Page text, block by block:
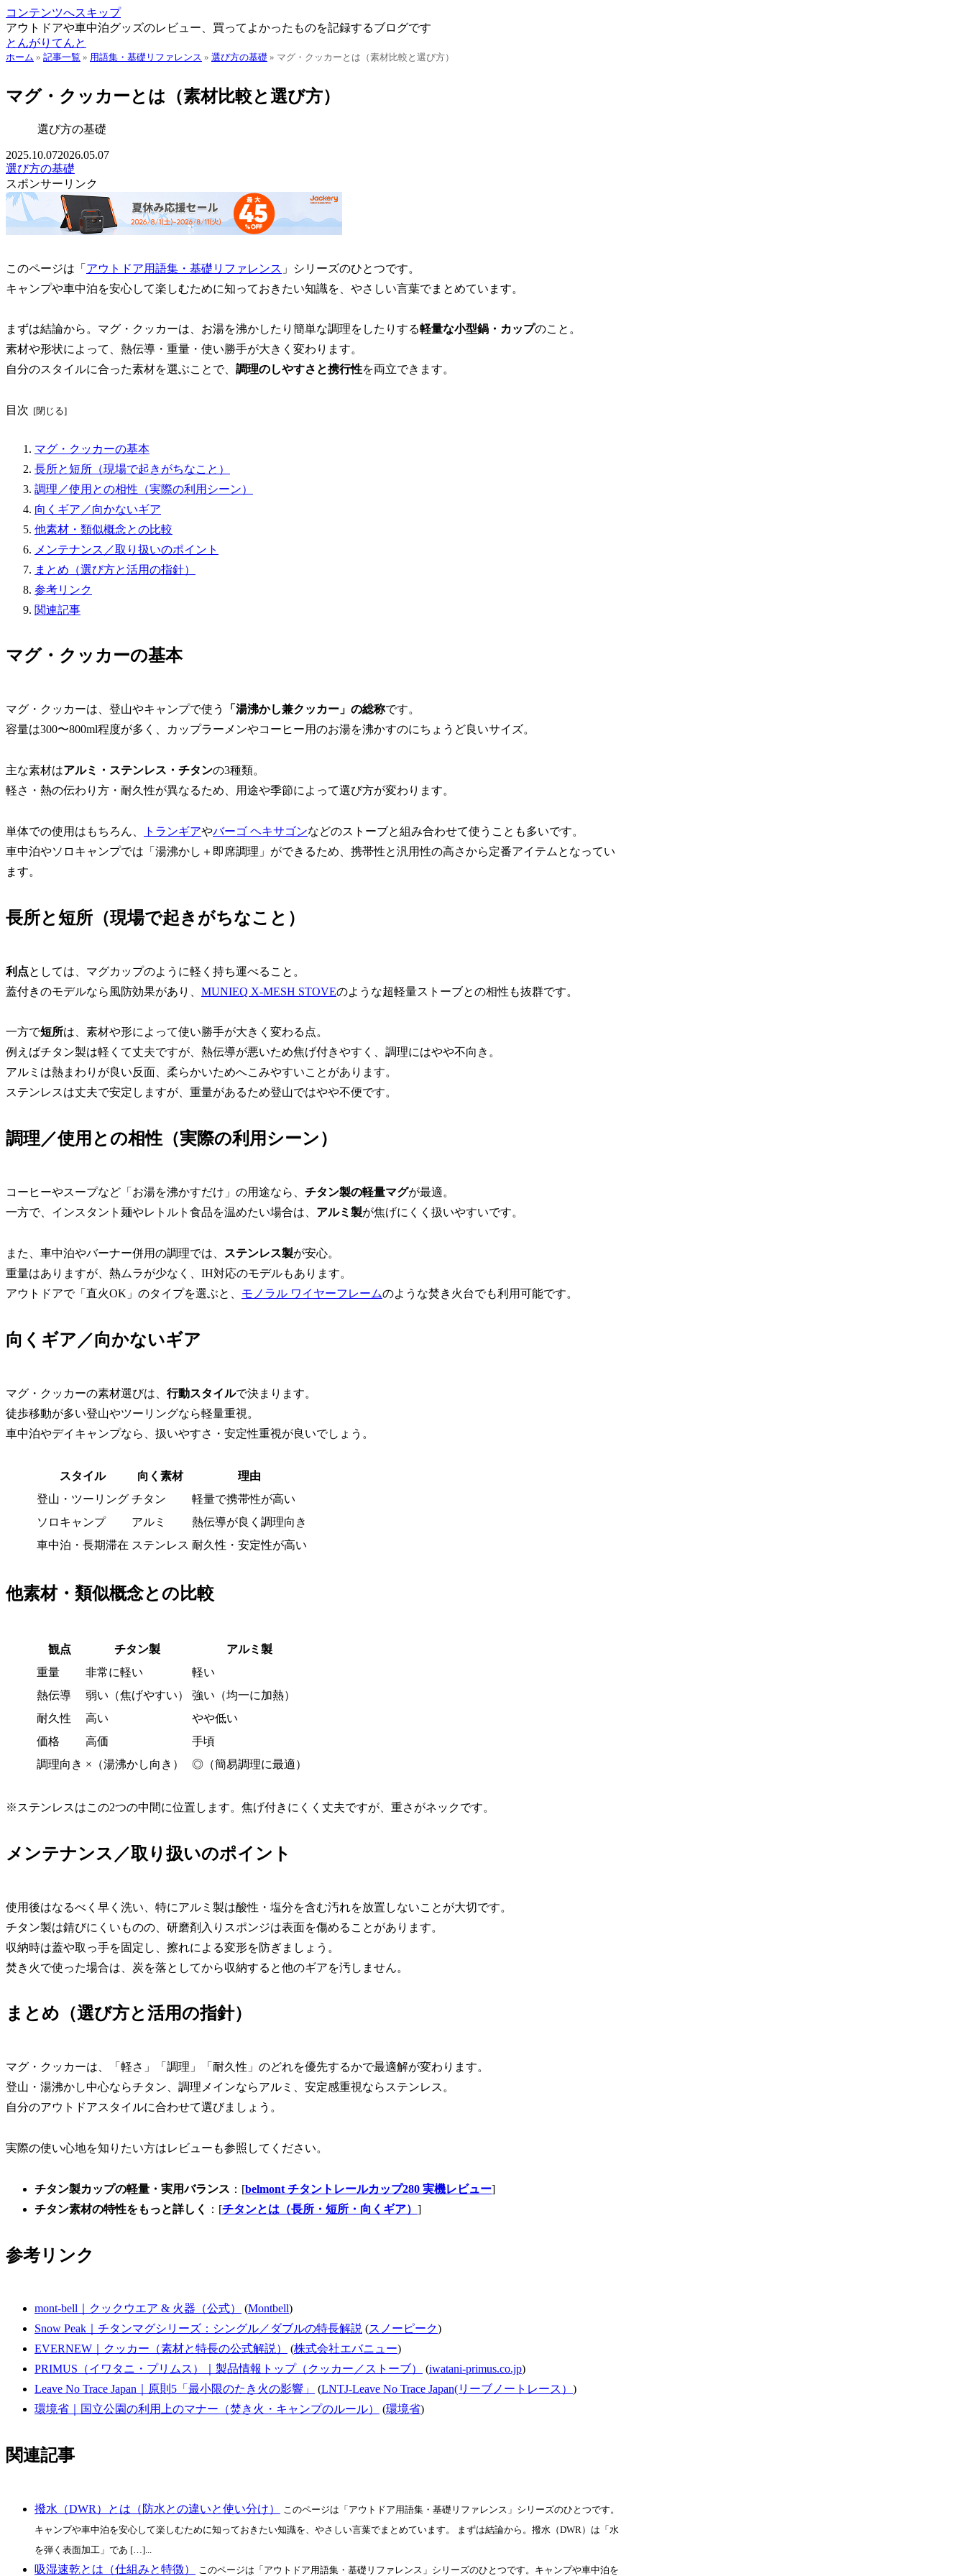
コンテンツへスキップ
アウトドアや車中泊グッズのレビュー、買ってよかったものを記録するブログです
とんがりてんと
ホーム » 記事一覧 » 用語集・基礎リファレンス » 選び方の基礎 » マグ・クッカーとは（素材比較と選び方）
マグ・クッカーとは（素材比較と選び方）
選び方の基礎
2025.10.072026.05.07
選び方の基礎
スポンサーリンク
このページは「 アウトドア用語集・基礎リファレンス 」シリーズのひとつです。
キャンプや車中泊を安心して楽しむために知っておきたい知識を、やさしい言葉でまとめています。
まずは結論から。マグ・クッカーは、お湯を沸かしたり簡単な調理をしたりする軽量な小型鍋・カップのこと。
素材や形状によって、熱伝導・重量・使い勝手が大きく変わります。
自分のスタイルに合った素材を選ぶことで、 調理のしやすさと携行性を両立できます。
目次
マグ・クッカーの基本
長所と短所（現場で起きがちなこと）
調理／使用との相性（実際の利用シーン）
向くギア／向かないギア
他素材・類似概念との比較
メンテナンス／取り扱いのポイント
まとめ（選び方と活用の指針）
参考リンク
関連記事
マグ・クッカーの基本
マグ・クッカーは、登山やキャンプで使う 「湯沸かし兼クッカー」の総称です。
容量は300〜800ml程度が多く、カップラーメンやコーヒー用のお湯を沸かすのにちょうど良いサイズ。
主な素材はアルミ・ステンレス・チタンの3種類。
軽さ・熱の伝わり方・耐久性が異なるため、用途や季節によって選び方が変わります。
単体での使用はもちろん、 トランギアやバーゴ ヘキサゴンなどのストーブと組み合わせて使うことも多いです。
車中泊やソロキャンプでは「湯沸かし＋即席調理」ができるため、携帯性と汎用性の高さから定番アイテムとなってい
ます。
長所と短所（現場で起きがちなこと）
利点としては、マグカップのように軽く持ち運べること。
蓋付きのモデルなら風防効果があり、 MUNIEQ X-MESH STOVEのような超軽量ストーブとの相性も抜群です。
一方で短所は、素材や形によって使い勝手が大きく変わる点。
例えばチタン製は軽くて丈夫ですが、熱伝導が悪いため焦げ付きやすく、調理にはやや不向き。
アルミは熱まわりが良い反面、柔らかいためへこみやすいことがあります。
ステンレスは丈夫で安定しますが、重量があるため登山ではやや不便です。
調理／使用との相性（実際の利用シーン）
コーヒーやスープなど「お湯を沸かすだけ」の用途なら、 チタン製の軽量マグが最適。
一方で、インスタント麺やレトルト食品を温めたい場合は、 アルミ製が焦げにくく扱いやすいです。
また、車中泊やバーナー併用の調理では、 ステンレス製が安心。
重量はありますが、熱ムラが少なく、IH対応のモデルもあります。
アウトドアで「直火OK」のタイプを選ぶと、 モノラル ワイヤーフレームのような焚き火台でも利用可能です。
向くギア／向かないギア
マグ・クッカーの素材選びは、 行動スタイルで決まります。
徒歩移動が多い登山やツーリングなら軽量重視。
車中泊やデイキャンプなら、扱いやすさ・安定性重視が良いでしょう。
スタイル 向く素材
理由
登山・ツーリング チタン
軽量で携帯性が高い
ソロキャンプ
アルミ
熱伝導が良く調理向き
車中泊・長期滞在 ステンレス 耐久性・安定性が高い
他素材・類似概念との比較
観点 チタン製
アルミ製
重量
非常に軽い
軽い
熱伝導
弱い（焦げやすい）
強い（均一に加熱）
耐久性
高い
やや低い
価格
高価
手頃
調理向き ×（湯沸かし向き） ◎（簡易調理に最適）
※ステンレスはこの2つの中間に位置します。焦げ付きにくく丈夫ですが、重さがネックです。
メンテナンス／取り扱いのポイント
使用後はなるべく早く洗い、特にアルミ製は酸性・塩分を含む汚れを放置しないことが大切です。
チタン製は錆びにくいものの、研磨剤入りスポンジは表面を傷めることがあります。
収納時は蓋や取っ手を固定し、擦れによる変形を防ぎましょう。
焚き火で使った場合は、炭を落としてから収納すると他のギアを汚しません。
まとめ（選び方と活用の指針）
マグ・クッカーは、「軽さ」「調理」「耐久性」のどれを優先するかで最適解が変わります。
登山・湯沸かし中心ならチタン、調理メインならアルミ、安定感重視ならステンレス。
自分のアウトドアスタイルに合わせて選びましょう。
実際の使い心地を知りたい方はレビューも参照してください。
チタン製カップの軽量・実用バランス ：[belmont チタントレールカップ280 実機レビュー]
チタン素材の特性をもっと詳しく
：[チタンとは（長所・短所・向くギア） ]
参考リンク
mont-bell｜クックウエア & 火器（公式） (Montbell)
Snow Peak｜チタンマグシリーズ：シングル／ダブルの特長解説 (スノーピーク)
EVERNEW｜クッカー（素材と特長の公式解説）
(株式会社エバニュー)
PRIMUS（イワタニ・プリムス）｜製品情報トップ（クッカー／ストーブ）
(iwatani-primus.co.jp)
Leave No Trace Japan｜原則5「最小限のたき火の影響」
(LNTJ-Leave No Trace Japan(リーブノートレース） )
環境省｜国立公園の利用上のマナー（焚き火・キャンプのルール）
(環境省)
関連記事
撥水（DWR）とは（防水との違いと使い分け）
このページは「アウトドア用語集・基礎リファレンス」シリーズのひとつです。
キャンプや車中泊を安心して楽しむために知っておきたい知識を、やさしい言葉でまとめています。 まずは結論から。撥水（DWR）は「水
を弾く表面加工」であ […]...
吸湿速乾とは（仕組みと特徴） このページは「アウトドア用語集・基礎リファレンス」シリーズのひとつです。キャンプや車中泊を